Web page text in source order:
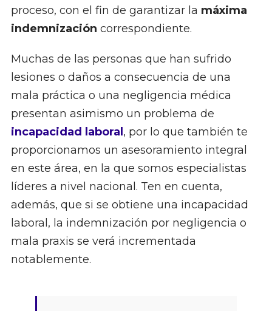
proceso, con el fin de garantizar la máxima
indemnización correspondiente.
Muchas de las personas que han sufrido
lesiones o daños a consecuencia de una
mala práctica o una negligencia médica
presentan asimismo un problema de
incapacidad laboral , por lo que también te
proporcionamos un asesoramiento integral
en este área, en la que somos especialistas
líderes a nivel nacional. Ten en cuenta,
además, que si se obtiene una incapacidad
laboral, la indemnización por negligencia o
mala praxis se verá incrementada
notablemente.